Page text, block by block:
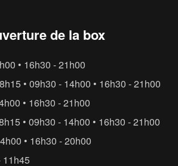
de la box
• 16h30 - 21h00
• 09h30 - 14h00 • 16h30 - 21h00
• 16h30 - 21h00
• 09h30 - 14h00 • 16h30 - 21h00
• 16h30 - 20h00
11h45